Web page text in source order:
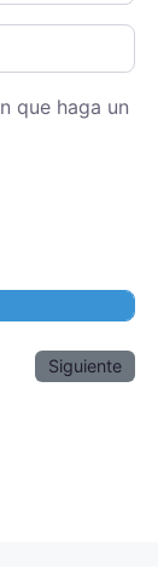
que haga un
Siguiente